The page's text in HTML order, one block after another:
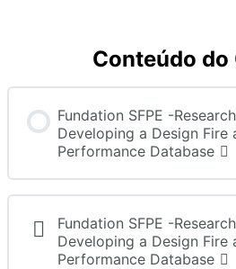
Conteúdo do
Fundation SFPE -
Developing a Design Fire
Performance Database
Fundation SFPE -
Developing a Design Fire
Performance Database